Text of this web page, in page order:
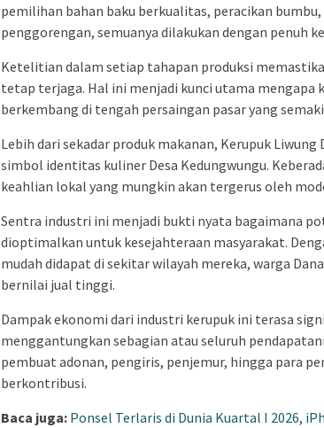
pemilihan bahan baku berkualitas, peracikan
penggorengan, semuanya dilakukan dengan penuh
Ketelitian dalam setiap tahapan produksi
tetap terjaga. Hal ini menjadi kunci utama mengapa
berkembang di tengah persaingan pasar yang
Lebih dari sekadar produk makanan, Kerupuk
simbol identitas kuliner Desa Kedungwungu.
keahlian lokal yang mungkin akan tergerus oleh
Sentra industri ini menjadi bukti nyata bagaimana
dioptimalkan untuk kesejahteraan masyarakat.
mudah didapat di sekitar wilayah mereka, warga
bernilai jual tinggi.
Dampak ekonomi dari industri kerupuk ini terasa
menggantungkan sebagian atau seluruh
pembuat adonan, pengiris, penjemur, hingga para
berkontribusi.
Baca juga: Ponsel Terlaris di Dunia Kuartal I 2026,